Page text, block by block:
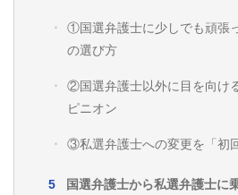
①国選弁護士に少しでも頑張
の選び方
②国選弁護士以外に目を向け
ピニオン
③私選弁護士への変更を「初
国選弁護士から私選弁護士に